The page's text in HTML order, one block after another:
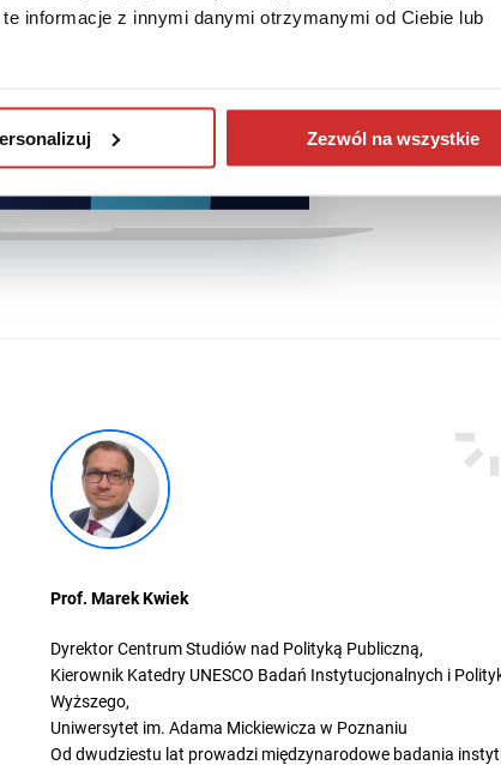
informacje z innymi danymi otrzymanymi od Ciebie lub
Zezwól na wszystkie
Prof. Marek Kwiek
Dyrektor Centrum Studiów nad Polityką Publiczną,
Kierownik Katedry UNESCO Badań Instytucjonalnych i
Wyższego,
Uniwersytet im. Adama Mickiewicza w Poznaniu
Od dwudziestu lat prowadzi międzynarodowe badania